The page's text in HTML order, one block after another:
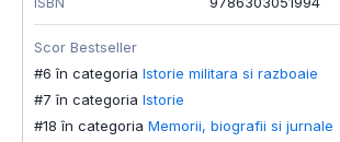
Scor Bestseller
#6 în categoria Istorie militara si razboaie
#7 în categoria Istorie
#18 în categoria Memorii, biografii si jurnale